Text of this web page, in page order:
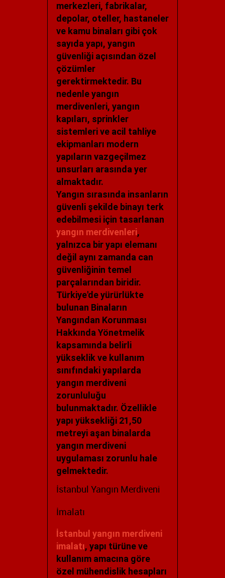
merkezleri, fabrikalar,
depolar, oteller, hastaneler
ve kamu binaları gibi çok
sayıda yapı, yangın
güvenliği açısından özel
çözümler
gerektirmektedir. Bu
nedenle yangın
merdivenleri, yangın
kapıları, sprinkler
sistemleri ve acil tahliye
ekipmanları modern
yapıların vazgeçilmez
unsurları arasında yer
almaktadır.
Yangın sırasında insanların
güvenli şekilde binayı terk
edebilmesi için tasarlanan
yangın merdivenleri,
yalnızca bir yapı elemanı
değil aynı zamanda can
güvenliğinin temel
parçalarından biridir.
Türkiye'de yürürlükte
bulunan Binaların
Yangından Korunması
Hakkında Yönetmelik
kapsamında belirli
yükseklik ve kullanım
sınıfındaki yapılarda
yangın merdiveni
zorunluluğu
bulunmaktadır. Özellikle
yapı yüksekliği 21,50
metreyi aşan binalarda
yangın merdiveni
uygulaması zorunlu hale
gelmektedir.
İstanbul Yangın Merdiveni
İmalatı
İstanbul yangın merdiveni
imalatı, yapı türüne ve
kullanım amacına göre
özel mühendislik hesapları